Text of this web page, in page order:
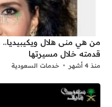
من هي منى هلال ويكيبيديا..
قدمته خلال مسيرتها
منذ 4 أشهر خدمات السعودية